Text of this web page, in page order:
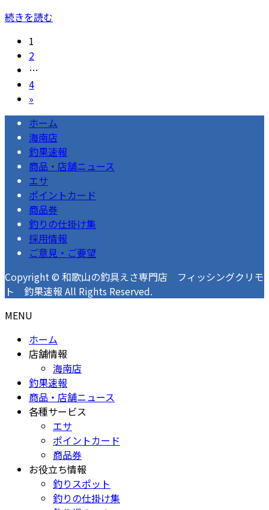
続きを読む
投
稿
の
ペ
ー
ジ
送
り
固
定
ペ
ー
ジ
1
固
定
ペ
ー
ジ
2
…
固
定
ペ
ー
ジ
4
»
ホーム
海南店
釣果速報
商品・店舗ニュース
エサ
ポイントカード
商品券
釣りの仕掛け集
採用情報
ご意見・ご要望
Copyright © 和歌山の釣具えさ専門店 フィッシングクリモ
ト 釣果速報 All Rights Reserved.
MENU
ホーム
店舗情報
海南店
釣果速報
商品・店舗ニュース
各種サービス
エサ
ポイントカード
商品券
お役立ち情報
釣りスポット
釣りの仕掛け集